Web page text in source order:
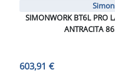
SIMONWORK BT6L PRO
ANTRACITA
603,91 €